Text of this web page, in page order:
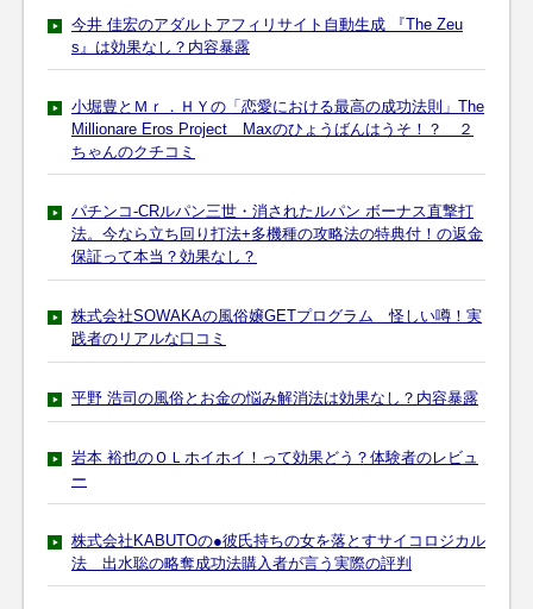
今井 佳宏のアダルトアフィリサイト自動生成 『The Zeu
s』は効果なし？内容暴露
小堀豊とＭｒ．ＨＹの「恋愛における最高の成功法則」The
Millionare Eros Project Maxのひょうばんはうそ！？ ２
ちゃんのクチコミ
パチンコ-CRルパン三世・消されたルパン ボーナス直撃打
法。今なら立ち回り打法+多機種の攻略法の特典付！の返金
保証って本当？効果なし？
株式会社SOWAKAの風俗嬢GETプログラム 怪しい噂！実
践者のリアルな口コミ
平野 浩司の風俗とお金の悩み解消法は効果なし？内容暴露
岩本 裕也のＯＬホイホイ！って効果どう？体験者のレビュ
ー
株式会社KABUTOの●彼氏持ちの女を落とすサイコロジカル
法 出水聡の略奪成功法購入者が言う実際の評判